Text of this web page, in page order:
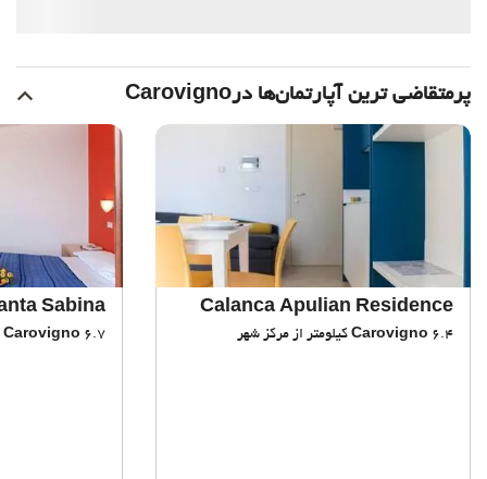
پرمتقاضی ترین آپارتمان‌‌ها درCarovigno
Calanca Apulian Residence
Carovigno 6.4 کیلومتر از مرکز شهر
Sabina
Carovigno 6.7 کیلومتر از مرکز شهر